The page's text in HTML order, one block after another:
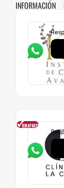
INFORMACIÓN